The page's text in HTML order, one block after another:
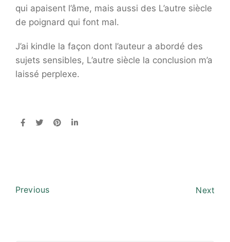
qui apaisent l’âme, mais aussi des L’autre siècle
de poignard qui font mal.
J’ai kindle la façon dont l’auteur a abordé des
sujets sensibles, L’autre siècle la conclusion m’a
laissé perplexe.
Previous Next